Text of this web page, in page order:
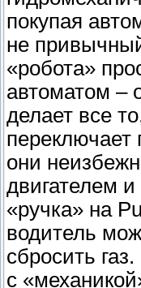
покупая
не
«робота»
автоматом –
делает все
переключает
они
двигателем
«ручка» на
водитель
сбросить
с